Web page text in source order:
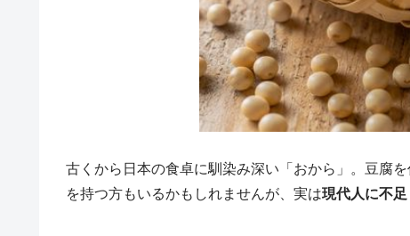
古くから日本の食卓に馴染み深い「おから」。豆腐
を持つ方もいるかもしれませんが、実は現代人に不